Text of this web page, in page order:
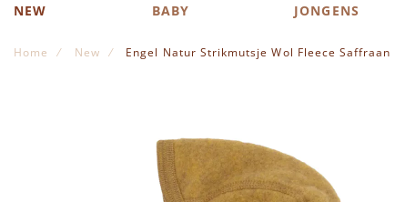
NEW BABY JONGENS
Home New Engel Natur Strikmutsje Wol Fleece Saffraan
Ga naar het einde van de afbeeldingen-gallerij